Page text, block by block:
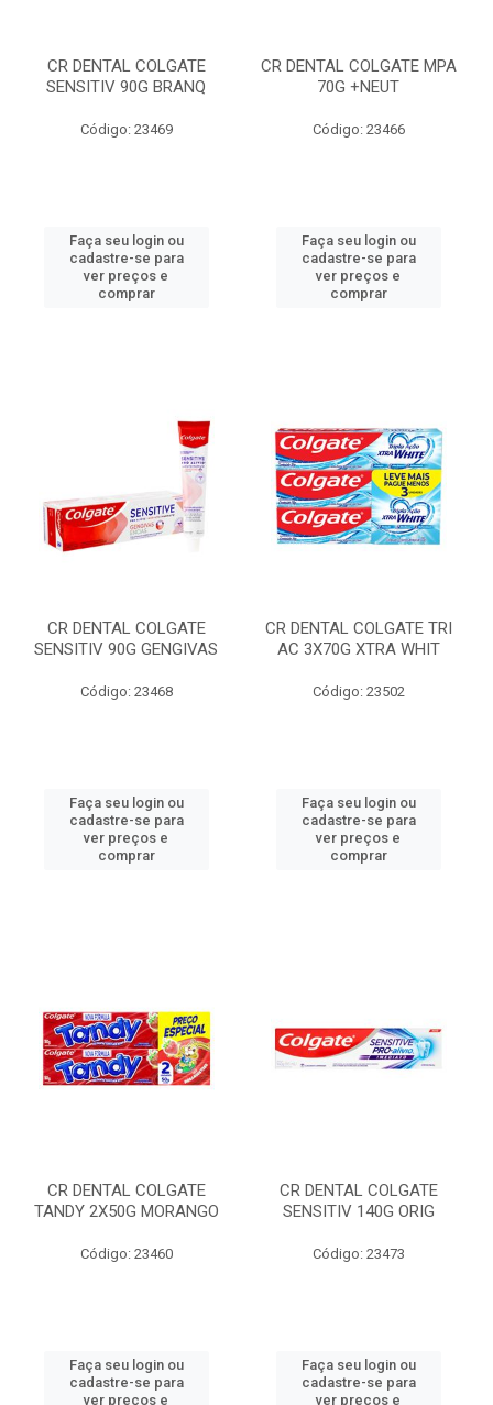
CR DENTAL COLGATE
SENSITIV 90G BRANQ
Código: 23469
Faça seu login ou
cadastre-se para
ver preços e
comprar
CR DENTAL COLGATE MPA
70G +NEUT
Código: 23466
Faça seu login ou
cadastre-se para
ver preços e
comprar
CR DENTAL COLGATE
SENSITIV 90G GENGIVAS
Código: 23468
Faça seu login ou
cadastre-se para
ver preços e
comprar
CR DENTAL COLGATE TRI
AC 3X70G XTRA WHIT
Código: 23502
Faça seu login ou
cadastre-se para
ver preços e
comprar
CR DENTAL COLGATE
TANDY 2X50G MORANGO
Código: 23460
Faça seu login ou
cadastre-se para
ver preços e
CR DENTAL COLGATE
SENSITIV 140G ORIG
Código: 23473
Faça seu login ou
cadastre-se para
ver preços e